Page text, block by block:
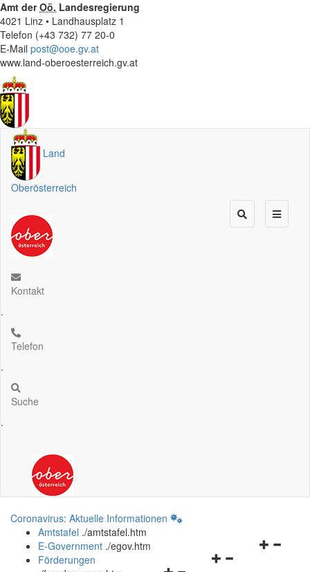
Amt derOö. Landesregierung
4021 Linz • Landhausplatz 1
Telefon (+43 732) 77 20-0
E-Mail post@ooe.gv.at
www.land-oberoesterreich.gv.at
Land
Oberösterreich
Kontakt
.
Telefon
.
Suche
.
Coronavirus: Aktuelle Informationen
Amtstafel ./amtstafel.htm
Navigationsmenü
E-Government ./egov.htm
Förderungen